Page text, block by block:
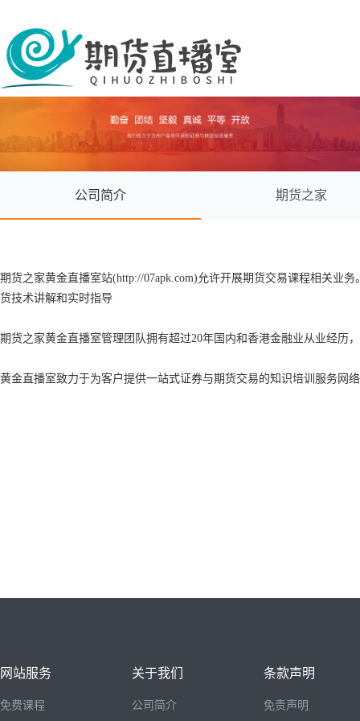
公司简介 期货之家
期货之家黄金直播室站(http://07apk.com)允许开展期货交易课程相关业
货技术讲解和实时指导
期货之家黄金直播室管理团队拥有超过20年国内和香港金融业从业经历
黄金直播室致力于为客户提供一站式证券与期货交易的知识培训服务网
网站服务
免费课程
关于我们
公司简介
条款声明
免责声明